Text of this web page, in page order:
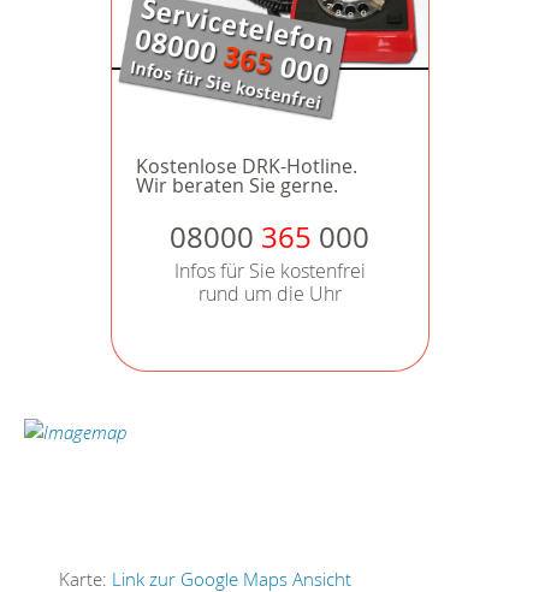
Kostenlose DRK-Hotline.
Wir beraten Sie gerne.
08000 365 000
Infos für Sie kostenfrei
rund um die Uhr
Karte: Link zur Google Maps Ansicht